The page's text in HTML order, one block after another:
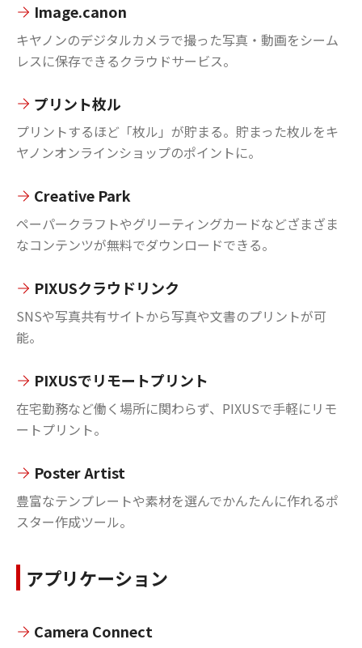
Image.canon
キヤノンのデジタルカメラで撮った写真・動画をシーム
レスに保存できるクラウドサービス。
プリント枚ル
プリントするほど「枚ル」が貯まる。貯まった枚ルをキ
ヤノンオンラインショップのポイントに。
Creative Park
ペーパークラフトやグリーティングカードなどざまざま
なコンテンツが無料でダウンロードできる。
PIXUSクラウドリンク
SNSや写真共有サイトから写真や文書のプリントが可
能。
PIXUSでリモートプリント
在宅勤務など働く場所に関わらず、PIXUSで手軽にリモ
ートプリント。
Poster Artist
豊富なテンプレートや素材を選んでかんたんに作れるポ
スター作成ツール。
アプリケーション
Camera Connect